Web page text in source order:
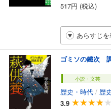
517円 (税込)
あらすじ
ゴミソの鐵次
小説・文芸
歴史・時代 / 歴
3.9